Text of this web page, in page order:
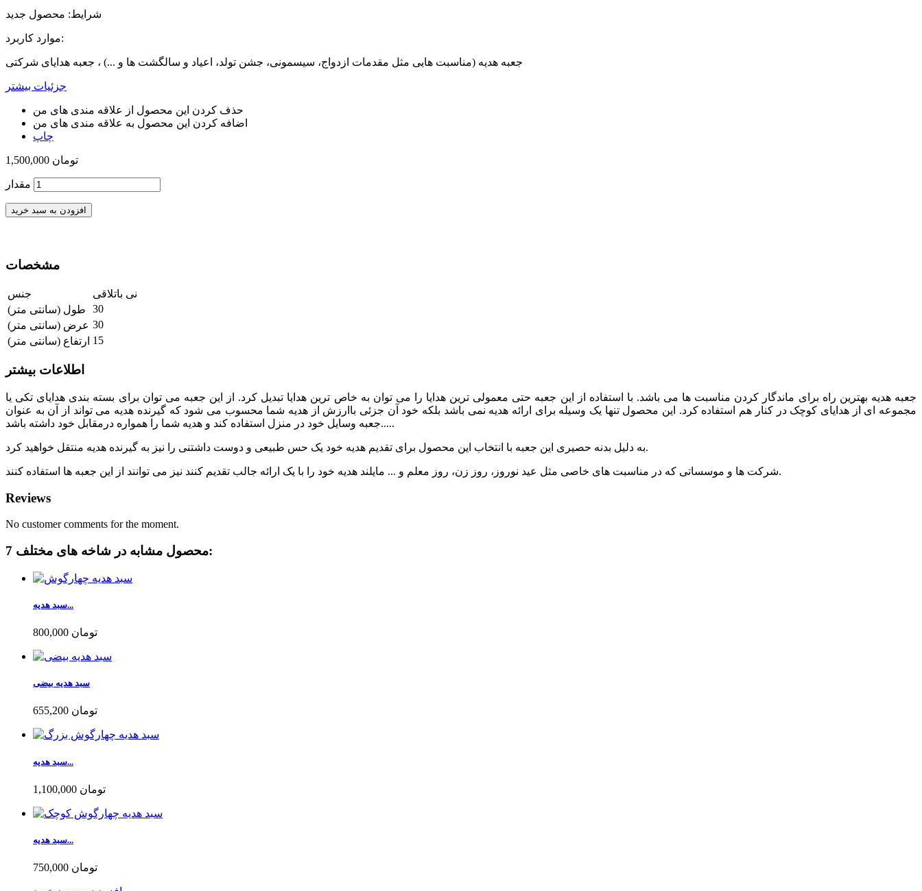
شرایط: محصول جدید
موارد کاربرد:
جعبه هدیه (مناسبت هایی مثل مقدمات ازدواج، سیسمونی، جشن تولد، اعیاد و سالگشت ها و ...) ، جعبه هدایای شرکتی
جزئیات بیشتر
حذف کردن این محصول از علاقه مندی های من
اضافه کردن این محصول به علاقه مندی های من
چاپ
1,500,000 تومان
مقدار
افزودن به سبد خرید
مشخصات
جنس
نی باتلاقی
طول (سانتی متر)
30
عرض (سانتی متر) 30
ارتفاع (سانتی متر) 15
اطلاعات بیشتر
جعبه هدیه بهترین راه برای ماندگار کردن مناسبت ها می باشد. با استفاده از این جعبه حتی معمولی ترین هدایا را می توان به خاص ترین هدایا تبدیل کرد. از این جعبه می توان برای بسته بندی هدایای تکی یا
مجموعه ای از هدایای کوچک در کنار هم استفاده کرد. این محصول تنها یک وسیله برای ارائه هدیه نمی باشد بلکه خود آن جزئی باارزش از هدیه شما محسوب می شود که گیرنده هدیه می تواند از آن به عنوان
جعبه وسایل خود در منزل استفاده کند و هدیه شما را همواره درمقابل خود داشته باشد.....
به دلیل بدنه حصیری این جعبه با انتخاب این محصول برای تقدیم هدیه خود یک حس طبیعی و دوست داشتنی را نیز به گیرنده هدیه منتقل خواهید کرد.
شرکت ها و موسساتی که در مناسبت های خاصی مثل عید نوروز، روز زن، روز معلم و ... مایلند هدیه خود را با یک ارائه جالب تقدیم کنند نیز می توانند از این جعبه ها استفاده کنند.
Reviews
No customer comments for the moment.
7 محصول مشابه در شاخه های مختلف:
سبد هدیه...
800,000 تومان
سبد هدیه بیضی
655,200 تومان
سبد هدیه...
1,100,000 تومان
سبد هدیه...
750,000 تومان